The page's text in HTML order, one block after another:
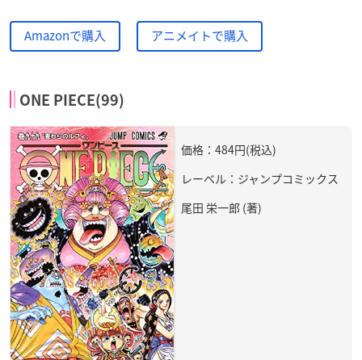
Amazonで購入 アニメイトで購入
ONE PIECE(99)
価格：484円(税込)
レーベル：ジャンプコミックス
尾田 栄一郎 (著)